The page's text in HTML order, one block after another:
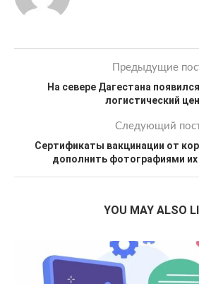
Предыдущие
На севере Дагестана
логистический
Следующий
Сертификаты вакцинации от
дополнить фотографиями их
YOU MAY ALSO